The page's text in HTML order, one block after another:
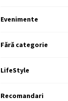
Evenimente
Fără categorie
LifeStyle
Recomandari